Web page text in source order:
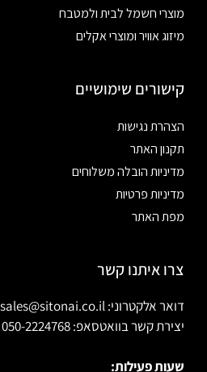
מוצרי חשמל לבית ולמטבח
מיזוג אוויר ומוצרי אקלים
קישורים שימושיים
הצהרת נגישות
תקנון האתר
מדיניות הובלה משלוחים
מדיניות פרטיות
מפת האתר
צרו איתנו קשר
דואר אלקטרוני: sales@sitonai.co.il
יצירת קשר בוואטסאפ: 050-2224768 (לא בשבת וחגי ישראל)
שעות פעילות: